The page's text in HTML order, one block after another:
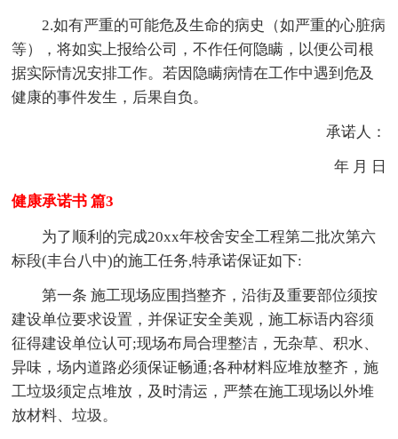
2.如有严重的可能危及生命的病史（如严重的心脏病
等），将如实上报给公司，不作任何隐瞒，以便公司根
据实际情况安排工作。若因隐瞒病情在工作中遇到危及
健康的事件发生，后果自负。
承诺人：
年 月 日
健康承诺书 篇3
为了顺利的完成20xx年校舍安全工程第二批次第六
标段(丰台八中)的施工任务,特承诺保证如下:
第一条 施工现场应围挡整齐，沿街及重要部位须按
建设单位要求设置，并保证安全美观，施工标语内容须
征得建设单位认可;现场布局合理整洁，无杂草、积水、
异味，场内道路必须保证畅通;各种材料应堆放整齐，施
工垃圾须定点堆放，及时清运，严禁在施工现场以外堆
放材料、垃圾。